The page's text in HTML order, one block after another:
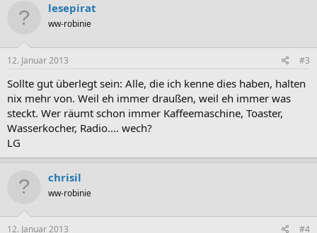
lesepirat
ww-robinie
12. Januar 2013 #3
Sollte gut überlegt sein: Alle, die ich kenne dies haben, halten
nix mehr von. Weil eh immer draußen, weil eh immer was
steckt. Wer räumt schon immer Kaffeemaschine, Toaster,
Wasserkocher, Radio.... wech?
LG
chrisil
ww-robinie
12. Januar 2013 #4